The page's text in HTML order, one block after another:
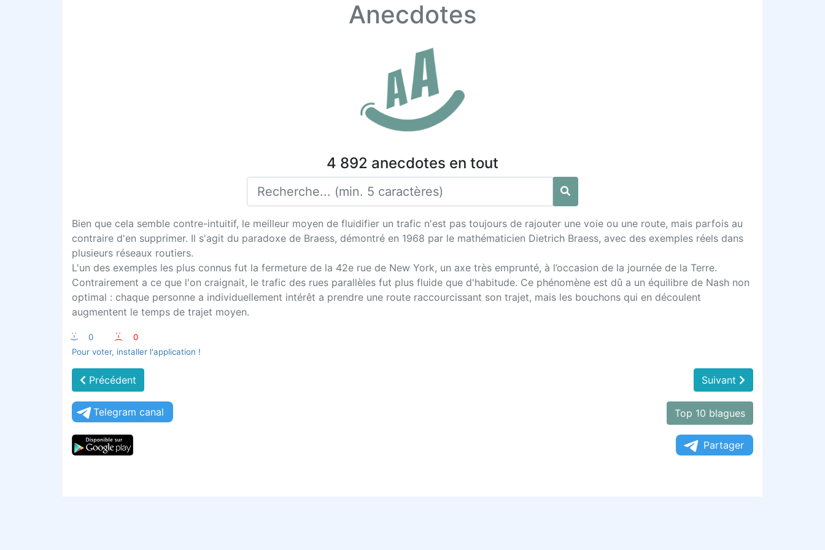
Anecdotes
4 892 anecdotes en tout
Bien que cela semble contre-intuitif, le meilleur moyen de fluidifier un trafic n'est pas toujours de rajouter une voie ou une route, mais parfois au
contraire d'en supprimer. Il s'agit du paradoxe de Braess, démontré en 1968 par le mathématicien Dietrich Braess, avec des exemples réels dans
plusieurs réseaux routiers.
L'un des exemples les plus connus fut la fermeture de la 42e rue de New York, un axe très emprunté, à l’occasion de la journée de la Terre.
Contrairement a ce que l'on craignait, le trafic des rues parallèles fut plus fluide que d'habitude. Ce phénomène est dû a un équilibre de Nash non
optimal : chaque personne a individuellement intérêt a prendre une route raccourcissant son trajet, mais les bouchons qui en découlent
augmentent le temps de trajet moyen.
:-) 0 :-(
0
Pour voter, installer l'application !
Précédent Suivant
Telegram canal Top 10 blagues
Partager